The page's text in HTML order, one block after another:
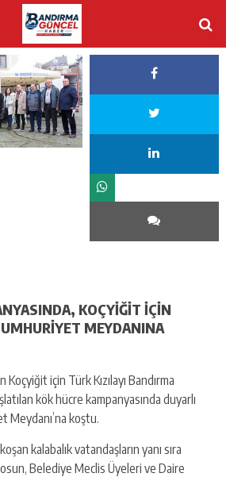
KOÇYİĞİT İÇİN
MEYDANINA
için Türk Kızılayı Bandırma
kök hücre kampanyasında duyarlı
Meydanı’na koştu.
kalabalık vatandaşların yanı sıra
Belediye Meclis Üyeleri ve Daire